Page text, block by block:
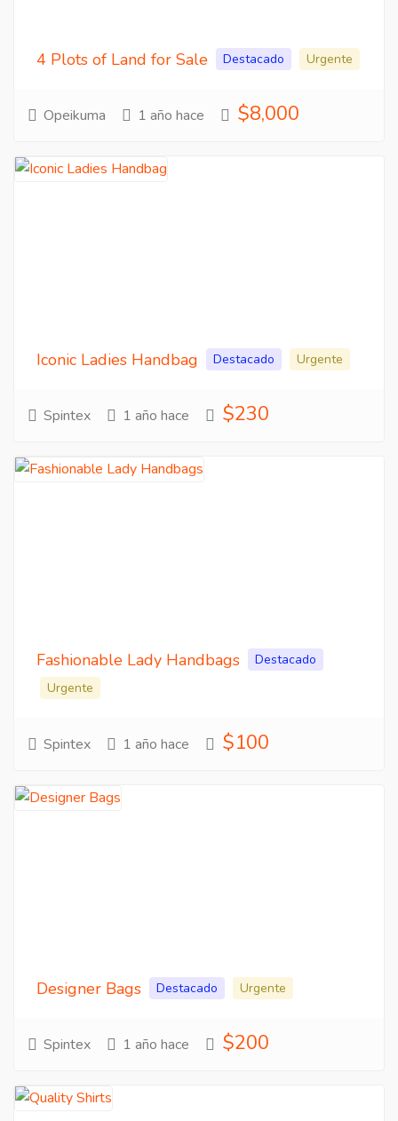
4 Plots of Land for Sale Destacado Urgente
Opeikuma 1 año hace $8,000
Iconic Ladies Handbag Destacado Urgente
Spintex 1 año hace $230
Fashionable Lady Handbags
Destacado
Urgente
Spintex 1 año hace $100
Designer Bags Destacado Urgente
Spintex 1 año hace $200